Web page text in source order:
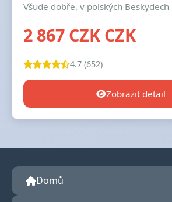
Všude dobře, v polských Beskydech
2 867 CZK CZK
4.7 (652)
Zobrazit detail
Domů